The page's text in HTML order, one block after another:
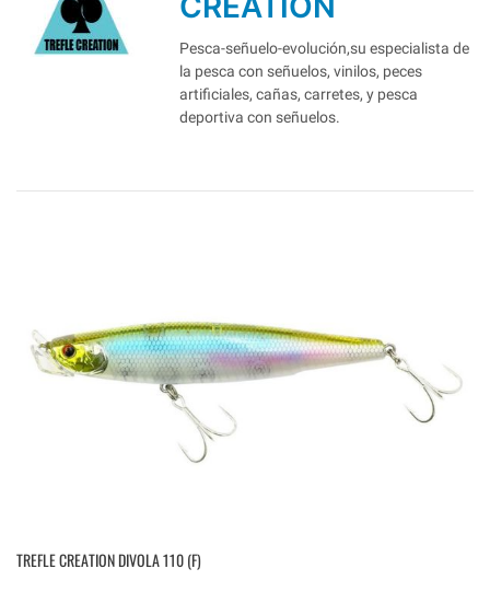
Pesca-señuelo-evolución,su especialista de
la pesca con señuelos, vinilos, peces
artificiales, cañas, carretes, y pesca
deportiva con señuelos.
TREFLE CREATION DIVOLA 110 (F)